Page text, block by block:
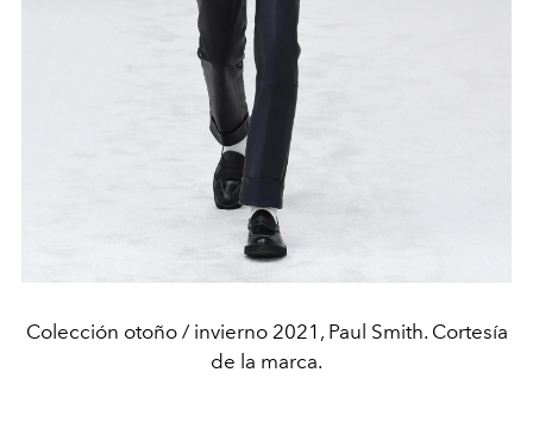
Colección otoño / invierno 2021, Paul Smith. Cortesía
de la marca.